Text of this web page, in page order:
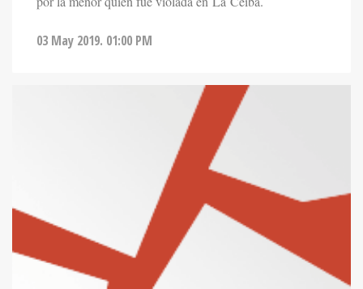
03 May 2019. 01:00 PM